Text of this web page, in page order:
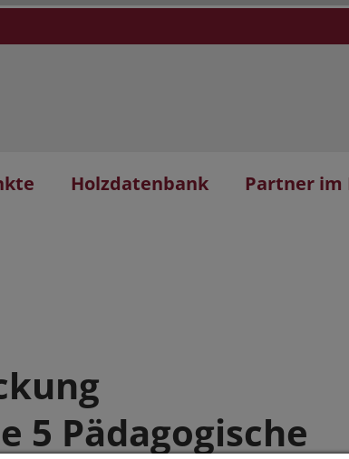
Holzdatenbank
Partner im
5 Pädagogische